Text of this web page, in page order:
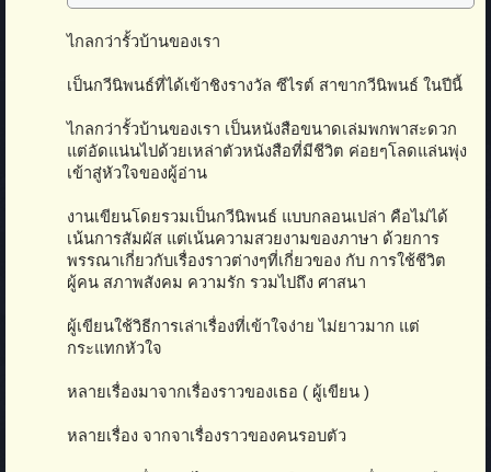
ไกลกว่ารั้วบ้านของเรา
เป็นกวีนิพนธ์ที่ได้เข้าชิงรางวัล ซีไรต์ สาขากวีนิพนธ์ ในปีนี้
ไกลกว่ารั้วบ้านของเรา เป็นหนังสือขนาดเล่มพกพาสะดวก
แต่อัดแน่นไปด้วยเหล่าตัวหนังสือที่มีชีวิต ค่อยๆโลดแล่นพุ่ง
เข้าสู่หัวใจของผู้อ่าน
งานเขียนโดยรวมเป็นกวีนิพนธ์ แบบกลอนเปล่า คือไม่ได้
เน้นการสัมผัส แต่เน้นความสวยงามของภาษา ด้วยการ
พรรณาเกี่ยวกับเรื่องราวต่างๆที่เกี่ยวของ กับ การใช้ชีวิต
ผู้คน สภาพสังคม ความรัก รวมไปถึง ศาสนา
ผู้เขียนใช้วิธีการเล่าเรื่องที่เข้าใจง่าย ไม่ยาวมาก แต่
กระแทกหัวใจ
หลายเรื่องมาจากเรื่องราวของเธอ ( ผู้เขียน )
หลายเรื่อง จากจาเรื่องราวของคนรอบตัว